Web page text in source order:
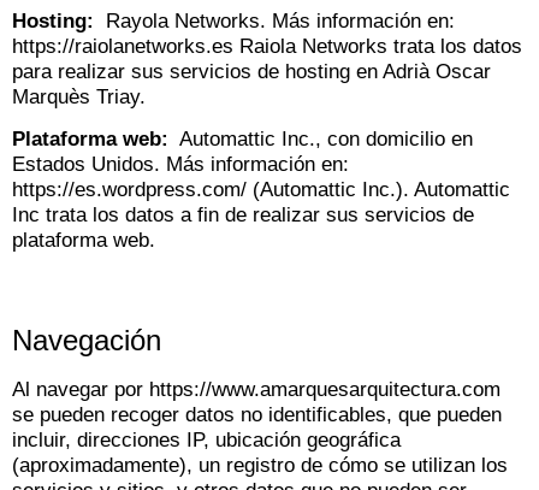
Hosting:
Rayola Networks. Más información en:
https://raiolanetworks.es Raiola Networks trata los datos
para realizar sus servicios de hosting en Adrià Oscar
Marquès Triay.
Plataforma web: Automattic Inc., con domicilio en
Estados Unidos. Más información en:
https://es.wordpress.com/ (Automattic Inc.). Automattic
Inc trata los datos a fin de realizar sus servicios de
plataforma web.
Navegación
Al navegar por https://www.amarquesarquitectura.com
se pueden recoger datos no identificables, que pueden
incluir, direcciones IP, ubicación geográfica
(aproximadamente), un registro de cómo se utilizan los